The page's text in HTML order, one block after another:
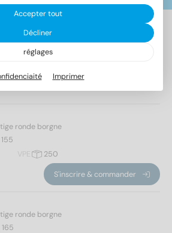
14 Article trouvé
ronde borgne
155
VPE
250
S'inscrire & commander
ronde borgne
165
Accepter tout
Décliner
réglages
Imprimer